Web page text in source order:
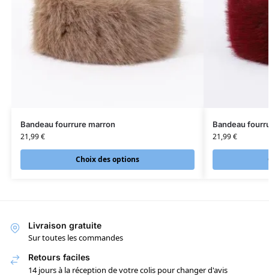
Bandeau fourrure marron
21,99€
Choix des options
Bandeau
21,99€
Livraison gratuite
Sur toutes les commandes
Retours faciles
14 jours à la réception de votre colis pour changer d'avis